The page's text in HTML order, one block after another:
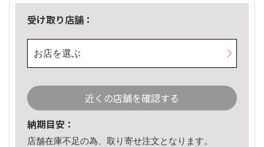
受け取り店舗：
お店を選ぶ
近くの店舗を確認する
納期目安：
店舗在庫不足の為、取り寄せ注文となります。